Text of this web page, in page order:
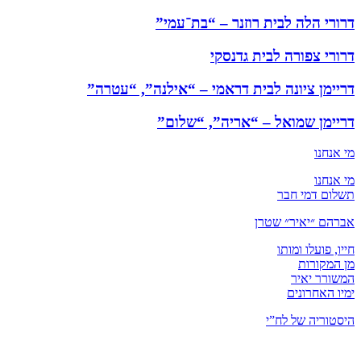
דרורי הלה לבית רוזנר – “בת־עמי”
דרורי צפורה לבית גדנסקי
דריימן ציונה לבית דראמי – “אילנה”, “עטרה”
דריימן שמואל – “אריה”, “שלום”
מי אנחנו
מי אנחנו
תשלום דמי חבר
אברהם ״יאיר״ שטרן
חייו, פועלו ומותו
מן המקורות
המשורר יאיר
ימיו האחרונים
היסטוריה של לח”י